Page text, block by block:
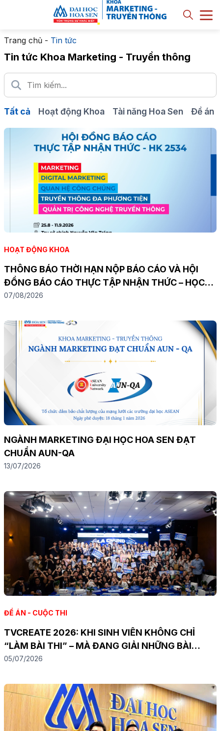
Trang chủ- Tin tức
Tin tức Khoa Marketing - Truyền thông
Tất cả Hoạt động Khoa Tài năng Hoa Sen Đề án
HOẠT ĐỘNG KHOA
THÔNG BÁO THỜI HẠN NỘP BÁO CÁO VÀ HỘI
ĐỒNG BÁO CÁO THỰC TẬP NHẬN THỨC – HỌC
KỲ 2534
07/08/2026
NGÀNH MARKETING ĐẠI HỌC HOA SEN ĐẠT
CHUẨN AUN-QA
13/07/2026
ĐỀ ÁN - CUỘC THI
TVCREATE 2026: KHI SINH VIÊN KHÔNG CHỈ
“LÀM BÀI THI” – MÀ ĐANG GIẢI NHỮNG BÀI
TOÁN MARKETING THẬT
05/07/2026